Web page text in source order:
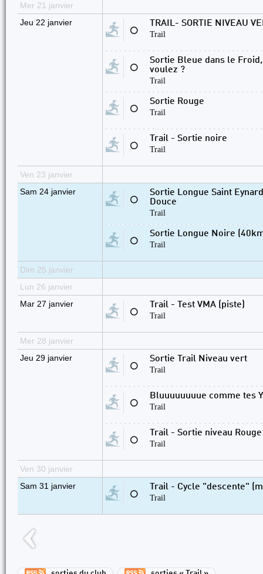
Mer 21 janvier
Jeu 22 janvier
⚪
TRAIL- SORTIE NIVEAU
Trail
⚪
Sortie Bleue dans le
voulez ?
Trail
⚪
Sortie Rouge
Trail
⚪
Trail - Sortie noire
Trail
Ven 23 janvier
Sam 24 janvier
⚪
Sortie Longue Saint
Douce
Trail
⚪
Sortie Longue Noire
Trail
Dim 25 janvier
Lun 26 janvier
Mar 27 janvier
⚪
Trail - Test VMA (piste)
Trail
Mer 28 janvier
Jeu 29 janvier
⚪
Sortie Trail Niveau vert
Trail
⚪
Bluuuuuuuue comme tes
Trail
⚪
Trail - Sortie niveau Rouge
Trail
Ven 30 janvier
Sam 31 janvier
⚪
Trail - Cycle "descente"
Trail